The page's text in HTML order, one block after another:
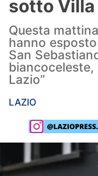
Infortuni
Primavera
Calciomercato
Lazio Women
Social
Calcio
sotto Villa
Questa
hanno
San
biancoceleste,
Lazio”
LAZIO